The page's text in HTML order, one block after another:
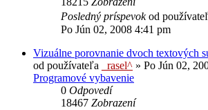
Posledný príspevokod
Po Jún 02, 2008 4:41 pm
Vizuálne porovnanie dvoch textových
od používateľa
_rasel^ » Po Jún 02,
Programové vybavenie
0 Odpovedí
18467 Zobrazení